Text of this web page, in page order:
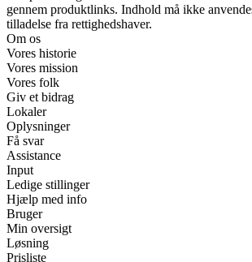
gennem produktlinks. Indhold må ikke
tilladelse fra rettighedshaver.
Om os
Vores historie
Vores mission
Vores folk
Giv et bidrag
Lokaler
Oplysninger
Få svar
Assistance
Input
Ledige stillinger
Hjælp med info
Bruger
Min oversigt
Løsning
Prisliste